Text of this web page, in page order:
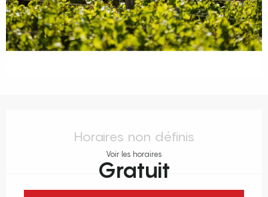
Horaires non définis
Voir les horaires
Gratuit